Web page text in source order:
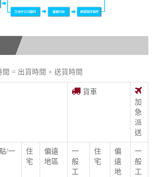
間 = 出貨時間 + 送貨時間
貨車
加
急
派
送
/一
住
宅
偏遠
地區
一
般
工
住
宅
偏
遠
地
一
般
工